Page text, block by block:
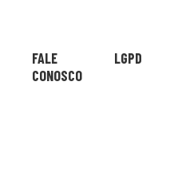
FALE
CONOSCO
LGPD